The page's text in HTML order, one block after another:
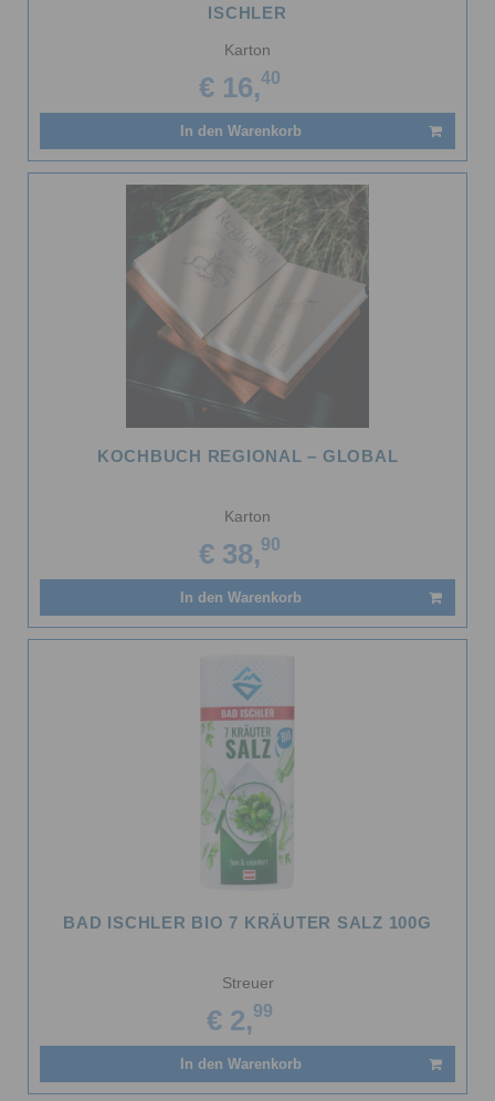
ISCHLER
Karton
€ 16,40
In den Warenkorb
KOCHBUCH REGIONAL – GLOBAL
Karton
€ 38,90
In den Warenkorb
BAD ISCHLER BIO 7 KRÄUTER SALZ 100G
Streuer
€ 2,99
In den Warenkorb